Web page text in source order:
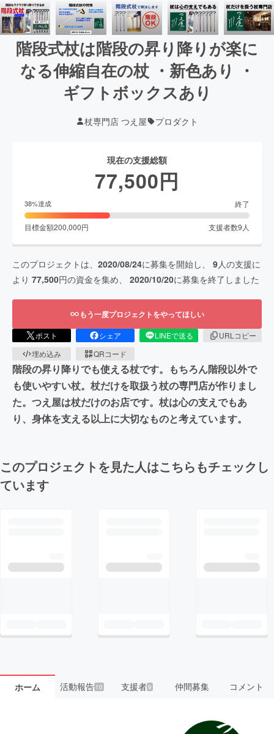
階段式杖は階段の昇り降りが楽に
なる伸縮自在の杖 ・新色あり ・
ギフトボックスあり
杖専門店 つえ屋 プロダクト
現在の支援総額
77,500円
38%達成 終了
目標金額200,000円 支援者数9 人
このプロジェクトは、 2020/08/24に募集を開始し、 9人の支援に
より 77,500円の資金を集め、 2020/10/20に募集を終了しました
もう一度プロジェクトをやってほしい
ポスト シェア LINEで送る
URLコピー
埋め込み
QRコード
階段の昇り降りでも使える杖です。もちろん階段以外で
も使いやすい杖。杖だけを取扱う杖の専門店が作りまし
た。つえ屋は杖だけのお店です。杖は心の支えでもあ
り、身体を支える以上に大切なものと考えています。
このプロジェクトを見た人はこちらもチェックし
ています
ホーム 活動報告10 支援者9 仲間募集 コメント